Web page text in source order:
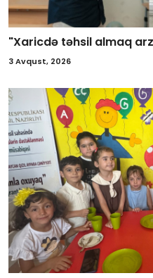
"Xaricdə təhsil almaq
3 Avqust, 2026